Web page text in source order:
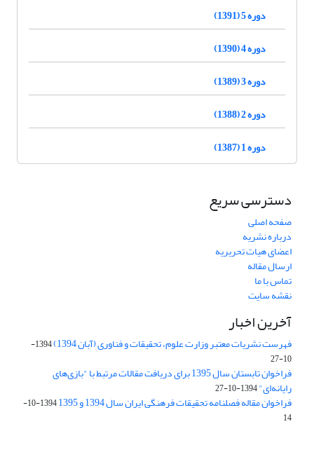
دوره 5 (1391)
دوره 4 (1390)
دوره 3 (1389)
دوره 2 (1388)
دوره 1 (1387)
دسترسی سریع
صفحه اصلی
درباره نشریه
اعضای هیات تحریریه
ارسال مقاله
تماس با ما
نقشه سایت
آخرین اخبار
فهرست نشریات معتبر وزارت علوم، تحقیقات و فناوری (آبان 1394)
1394-
10-27
فراخوان تابستان سال 1395 برای دریافت مقالات مرتبط با "بازی‌های
رایانه‌ای"1394-10-27
فراخوان مقاله فصلنامه تحقیقات فرهنگی ایران سال 1394 و 1395
1394-10-
14